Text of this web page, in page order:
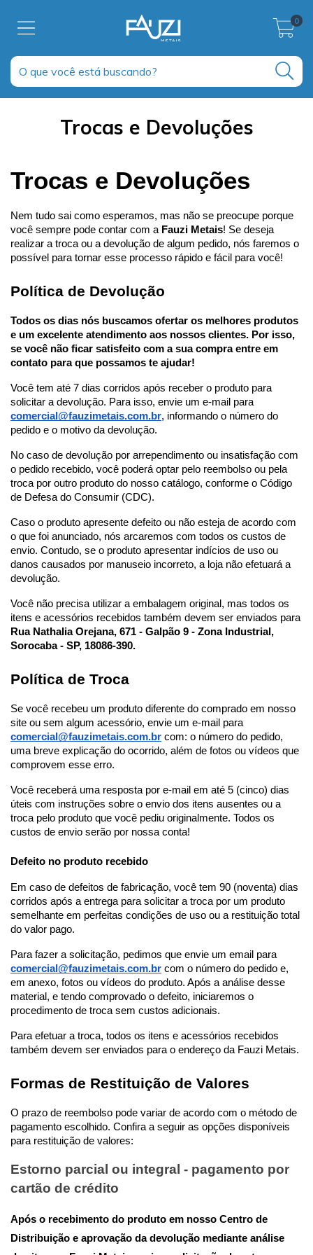
0
Trocas e Devoluções
Trocas e Devoluções
Nem tudo sai como esperamos, mas não se preocupe porque
você sempre pode contar com a Fauzi Metais! Se deseja
realizar a troca ou a devolução de algum pedido, nós faremos o
possível para tornar esse processo rápido e fácil para você!
Política de Devolução
Todos os dias nós buscamos ofertar os melhores produtos
e um excelente atendimento aos nossos clientes. Por isso,
se você não ficar satisfeito com a sua compra entre em
contato para que possamos te ajudar!
Você tem até 7 dias corridos após receber o produto para
solicitar a devolução. Para isso, envie um e-mail para
comercial@fauzimetais.com.br, informando o número do
pedido e o motivo da devolução.
No caso de devolução por arrependimento ou insatisfação com
o pedido recebido, você poderá optar pelo reembolso ou pela
troca por outro produto do nosso catálogo, conforme o Código
de Defesa do Consumir (CDC).
Caso o produto apresente defeito ou não esteja de acordo com
o que foi anunciado, nós arcaremos com todos os custos de
envio. Contudo, se o produto apresentar indícios de uso ou
danos causados por manuseio incorreto, a loja não efetuará a
devolução.
Você não precisa utilizar a embalagem original, mas todos os
itens e acessórios recebidos também devem ser enviados para
Rua Nathalia Orejana, 671 - Galpão 9 - Zona Industrial,
Sorocaba - SP, 18086-390.
Política de Troca
Se você recebeu um produto diferente do comprado em nosso
site ou sem algum acessório, envie um e-mail para
comercial@fauzimetais.com.br com: o número do pedido,
uma breve explicação do ocorrido, além de fotos ou vídeos que
comprovem esse erro.
Você receberá uma resposta por e-mail em até 5 (cinco) dias
úteis com instruções sobre o envio dos itens ausentes ou a
troca pelo produto que você pediu originalmente. Todos os
custos de envio serão por nossa conta!
Defeito no produto recebido
Em caso de defeitos de fabricação, você tem 90 (noventa) dias
corridos após a entrega para solicitar a troca por um produto
semelhante em perfeitas condições de uso ou a restituição total
do valor pago.
Para fazer a solicitação, pedimos que envie um email para
comercial@fauzimetais.com.br com o número do pedido e,
em anexo, fotos ou vídeos do produto. Após a análise desse
material, e tendo comprovado o defeito, iniciaremos o
procedimento de troca sem custos adicionais.
Para efetuar a troca, todos os itens e acessórios recebidos
também devem ser enviados para o endereço da Fauzi Metais.
Formas de Restituição de Valores
O prazo de reembolso pode variar de acordo com o método de
pagamento escolhido. Confira a seguir as opções disponíveis
para restituição de valores:
Estorno parcial ou integral - pagamento por
cartão de crédito
Após o recebimento do produto em nosso Centro de
Distribuição e aprovação da devolução mediante análise